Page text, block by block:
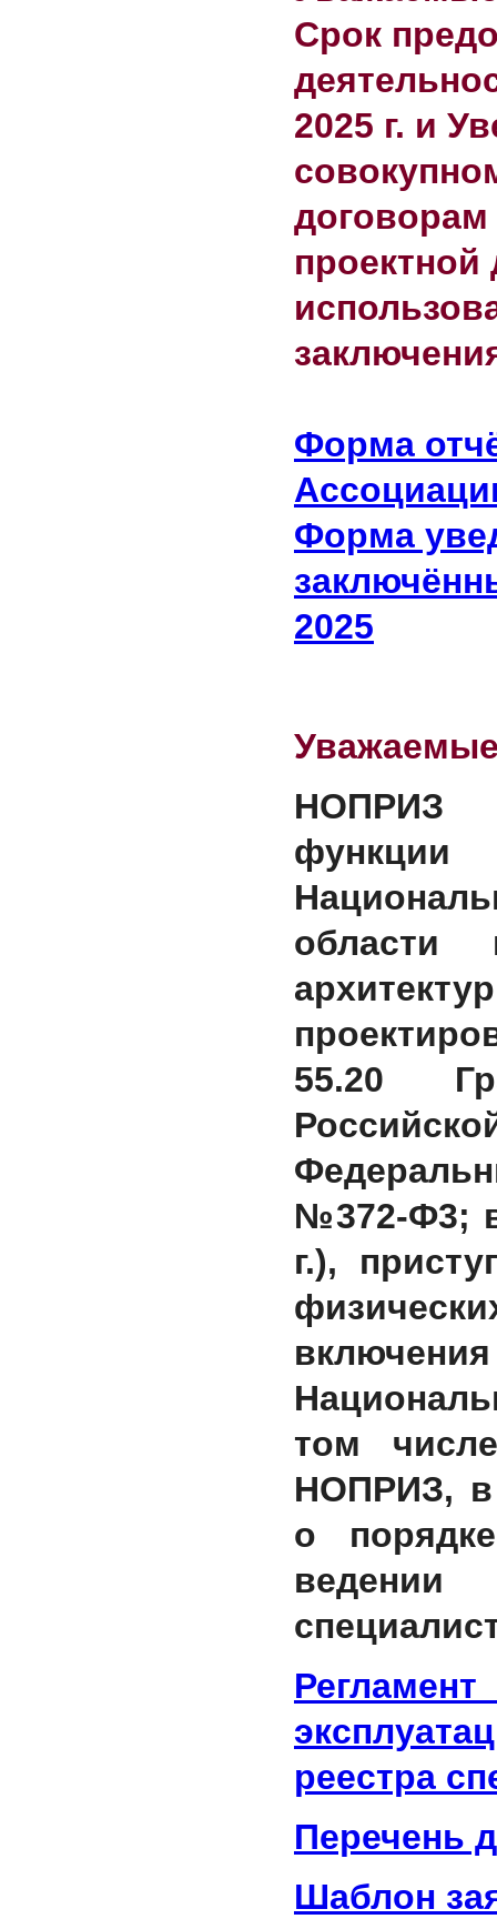
Срок
2025 г. и
договорам
проектной
Форма
Форма
2025
НОПРИЗ
области
55.20
№372-Ф3;
г.),
том
НОПРИЗ, в
о
ведении
реестра
Перечень
Шаблон